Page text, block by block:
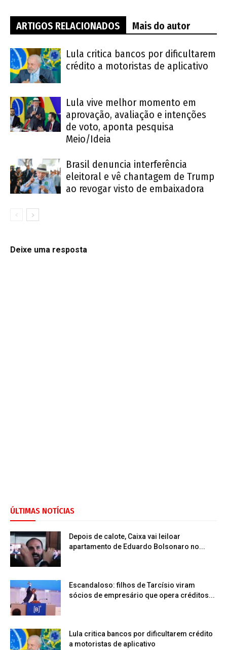
ARTIGOS RELACIONADOS Mais do autor
Lula critica bancos por dificultarem
crédito a motoristas de aplicativo
Lula vive melhor momento em
aprovação, avaliação e intenções
de voto, aponta pesquisa
Meio/Ideia
Brasil denuncia interferência
eleitoral e vê chantagem de Trump
ao revogar visto de embaixadora
Deixe uma resposta
ÚLTIMAS NOTÍCIAS
Depois de calote, Caixa vai leiloar
apartamento de Eduardo Bolsonaro no...
Escandaloso: filhos de Tarcísio viram
sócios de empresário que opera créditos...
Lula critica bancos por dificultarem crédito
a motoristas de aplicativo